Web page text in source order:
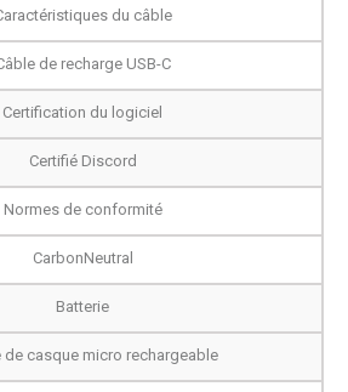
du câble
de recharge USB-C
Certification du logiciel
Certifié Discord
Normes de conformité
CarbonNeutral
Batterie
de casque micro rechargeable